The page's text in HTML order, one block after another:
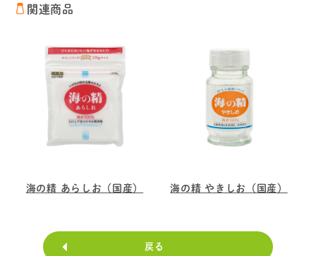
関連商品
海の精 あらしお（国産） 海の精 やきしお（国産）
戻る